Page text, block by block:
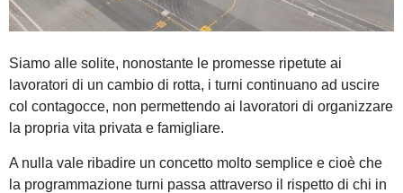
Siamo alle solite, nonostante le promesse ripetute ai
lavoratori di un cambio di rotta, i turni continuano ad uscire
col contagocce, non permettendo ai lavoratori di organizzare
la propria vita privata e famigliare.
A nulla vale ribadire un concetto molto semplice e cioè che
la programmazione turni passa attraverso il rispetto di chi in